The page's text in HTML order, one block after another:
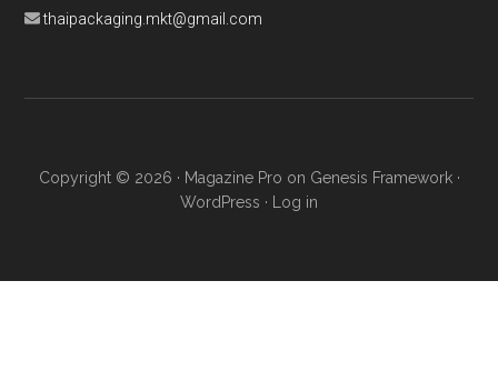
thaipackaging.mkt@gmail.com
Copyright © 2026 · Magazine Pro on Genesis Framework·
WordPress · Log in